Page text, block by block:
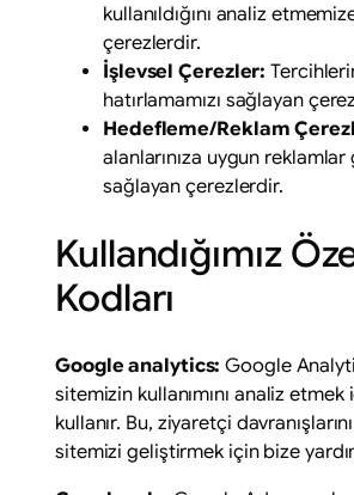
kullanıldığını analiz
çerezlerdir.
İşlevsel Çerezler:
hatırlamamızı sağlayan
Hedefleme/Reklam
alanlarınıza uygun
sağlayan çerezlerdir.
Kullandığımız
Kodları
Google analytics: Google
sitemizin kullanımını analiz
kullanır. Bu, ziyaretçi
sitemizi geliştirmek için bize